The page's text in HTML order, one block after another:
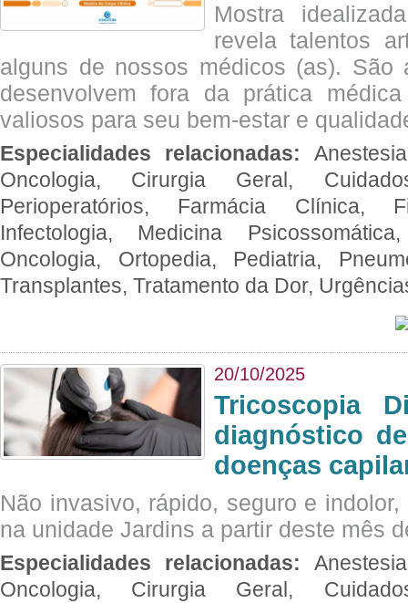
Mostra
revela talentos
alguns de nossos médicos (as). São
desenvolvem fora da prática
valiosos para seu bem-estar e
Especialidades relacionadas:
Oncologia, Cirurgia Geral,
Perioperatórios, Farmácia Clínica,
Infectologia, Medicina
Oncologia, Ortopedia, Pediatria,
Transplantes, Tratamento da Dor,
20/10/2025
Tricoscopia
diagnóstico
doenças
Não invasivo, rápido, seguro e
na unidade Jardins a partir deste mês
Especialidades relacionadas:
Oncologia, Cirurgia Geral,